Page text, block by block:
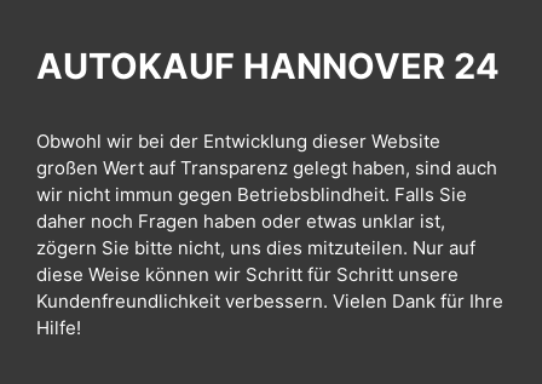
AUTOKAUF HANNOVER 24
Obwohl wir bei der Entwicklung dieser Website
großen Wert auf Transparenz gelegt haben, sind auch
wir nicht immun gegen Betriebsblindheit. Falls Sie
daher noch Fragen haben oder etwas unklar ist,
zögern Sie bitte nicht, uns dies mitzuteilen. Nur auf
diese Weise können wir Schritt für Schritt unsere
Kundenfreundlichkeit verbessern. Vielen Dank für Ihre
Hilfe!